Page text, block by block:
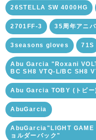
26STELLA SW 4000HG
2701FF-3 35周年アニ
3seasons gloves 71S
Abu Garcia "Roxani
BC SH8 VTQ-L/BC SH8
Abu Garcia TOBY (トビー)
AbuGarcia
AbuGarcia"LIGHT GAME
ョルダーバック"